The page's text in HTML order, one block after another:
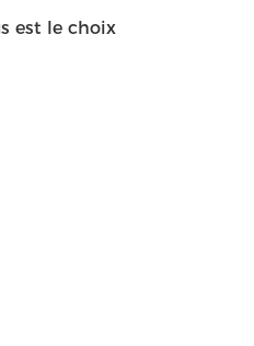
est le choix